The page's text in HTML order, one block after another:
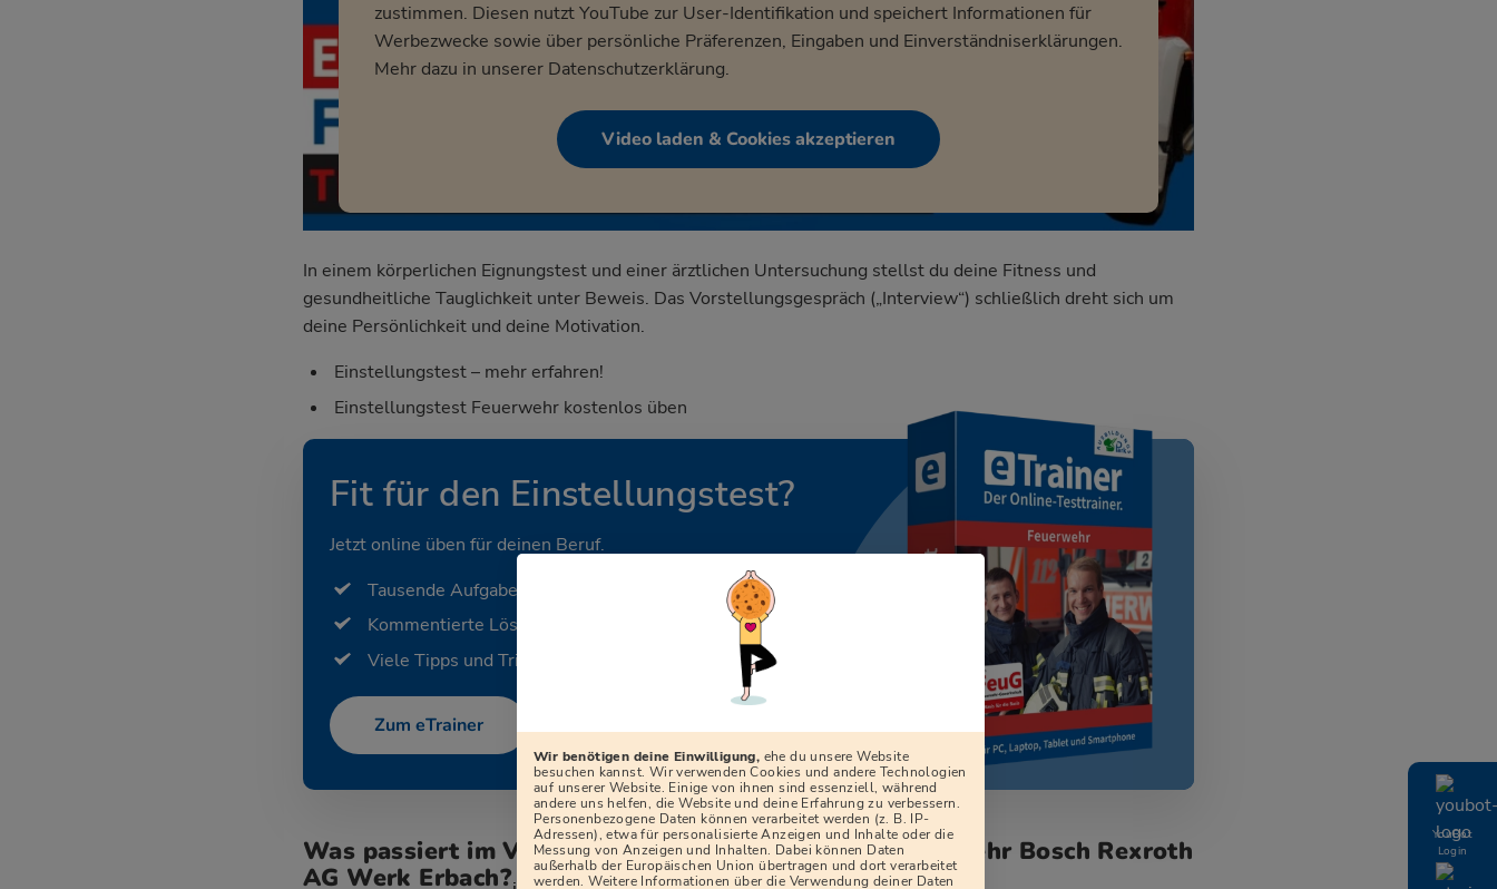
YouBot
Login
zustimmen. Diesen nutzt YouTube zur User-Identifikation und speichert Informationen für
Werbezwecke sowie über persönliche Präferenzen, Eingaben und Einverständniserklärungen.
Mehr dazu in unserer Datenschutzerklärung.
Video laden & Cookies akzeptieren
In einem körperlichen Eignungstest und einer ärztlichen Untersuchung stellst du deine Fitness und
gesundheitliche Tauglichkeit unter Beweis. Das Vorstellungsgespräch („Interview“) schließlich dreht sich um
deine Persönlichkeit und deine Motivation.
Einstellungstest – mehr erfahren!
Einstellungstest Feuerwehr kostenlos üben
Fit für den Einstellungstest?
Jetzt online üben für deinen Beruf.
Tausende Aufgaben
Kommentierte Lösungen
Viele Tipps und Tricks
Zum eTrainer
Was passiert im Vorstellungsgespräch der Werkfeuerwehr Bosch Rexroth
AG Werk Erbach?
Wir benötigen deine Einwilligung, ehe du unsere Website
besuchen kannst. Wir verwenden Cookies und andere Technologien
auf unserer Website. Einige von ihnen sind essenziell, während
andere uns helfen, die Website und deine Erfahrung zu verbessern.
Personenbezogene Daten können verarbeitet werden (z. B. IP-
Adressen), etwa für personalisierte Anzeigen und Inhalte oder die
Messung von Anzeigen und Inhalten. Dabei können Daten
außerhalb der Europäischen Union übertragen und dort verarbeitet
werden. Weitere Informationen über die Verwendung deiner Daten